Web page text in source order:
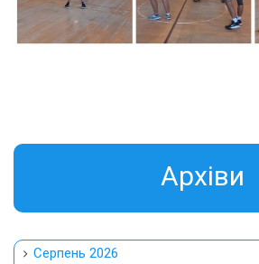
Aрхіви
Серпень 2026